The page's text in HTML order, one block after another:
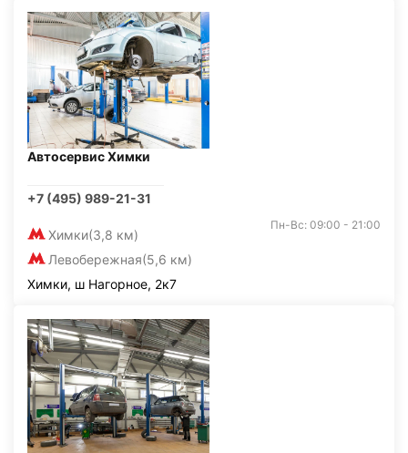
Автосервис Химки
+7 (495) 989-21-31
Химки(3,8 км)
Левобережная(5,6 км)
Пн-Вс: 09:00 - 21:00
Химки, ш Нагорное, 2к7